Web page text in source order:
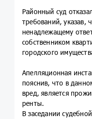
Районный суд
требований, указав,
ненадлежащему
собственником
городского
Апелляционная
пояснив, что в
вред, является
ренты.
В заседании